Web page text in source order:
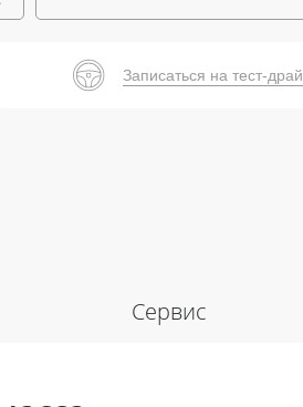
Записаться на тест-
Сервис